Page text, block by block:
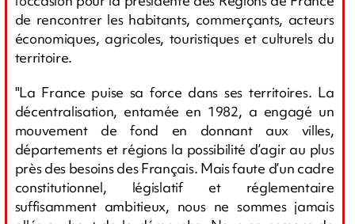
de rencontrer les habitants, commerçants, acteurs
économiques, agricoles, touristiques et culturels du
territoire.
"La France puise sa force dans ses territoires. La
décentralisation, entamée en 1982, a engagé un
mouvement de fond en donnant aux villes,
départements et régions la possibilité d’agir au plus
près des besoins des Français. Mais faute d’un cadre
constitutionnel, législatif et réglementaire
suffisamment ambitieux, nous ne sommes jamais